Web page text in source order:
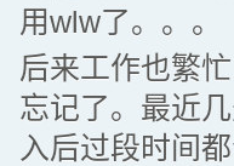
用wlw了。。
后来工作也繁
忘记了。最近
入后过段时间